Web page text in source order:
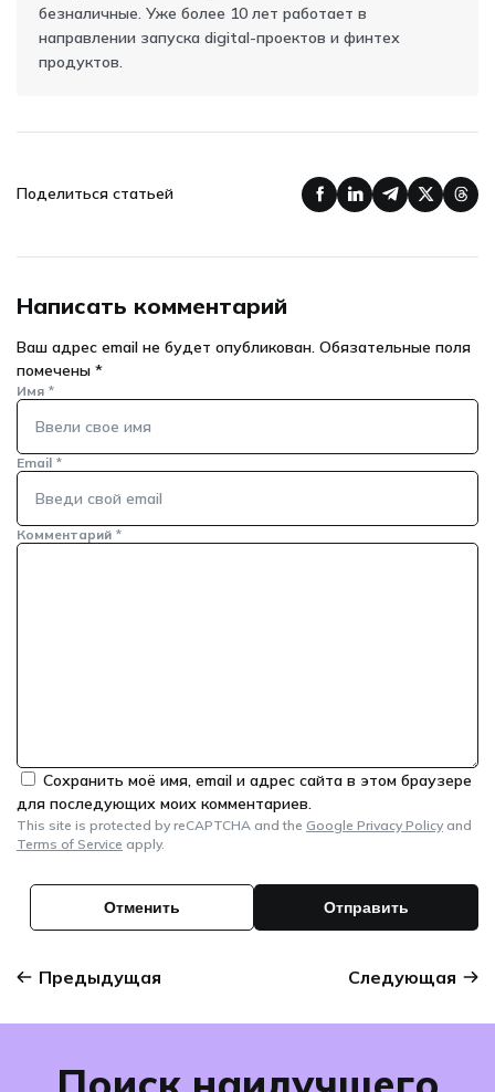
безналичные. Уже более 10 лет работает в
направлении запуска digital-проектов и финтех
продуктов.
Поделиться статьей
Написать комментарий
Ваш адрес email не будет опубликован. Обязательные поля
помечены *
Комментарий *
Имя *
Email *
Сохранить моё имя, email и адрес сайта в этом браузере
для последующих моих комментариев.
This site is protected by reCAPTCHA and the Google Privacy Policy and
Terms of Service apply.
Предыдущая Следующая